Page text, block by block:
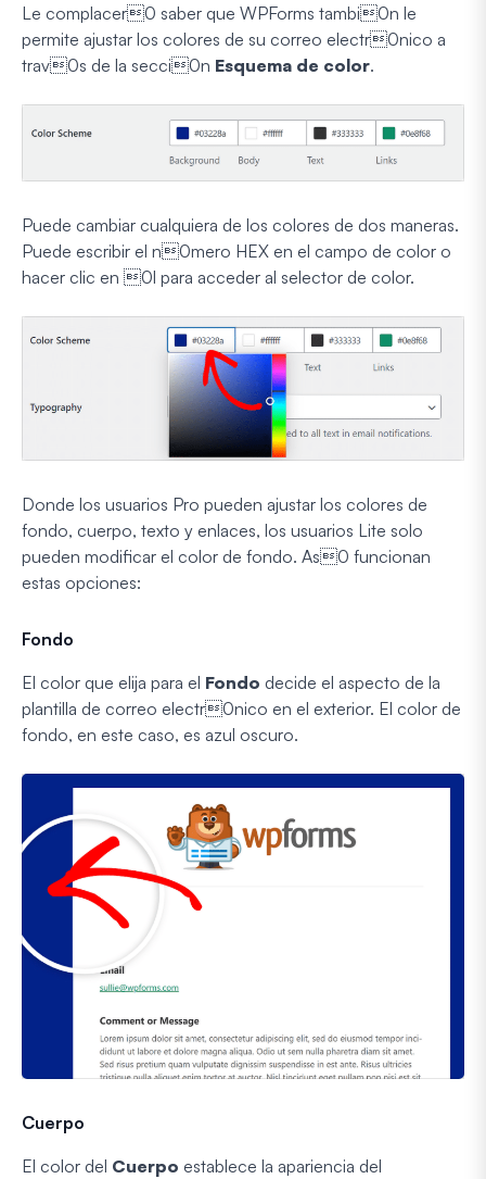
Le complacer0 saber que WPForms tambi0n le
permite ajustar los colores de su correo electr0nico a
trav0s de la secci0n Esquema de color.
Puede cambiar cualquiera de los colores de dos maneras.
Puede escribir el n0mero HEX en el campo de color o
hacer clic en 0l para acceder al selector de color.
Donde los usuarios Pro pueden ajustar los colores de
fondo, cuerpo, texto y enlaces, los usuarios Lite solo
pueden modificar el color de fondo. As0 funcionan
estas opciones:
Fondo
El color que elija para el Fondo decide el aspecto de la
plantilla de correo electr0nico en el exterior. El color de
fondo, en este caso, es azul oscuro.
Cuerpo
El color del Cuerpo establece la apariencia del